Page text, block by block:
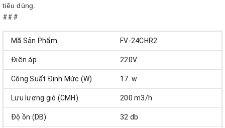
tiêu dùng.
###
Mã Sản Phẩm FV-24CHR2
Điện áp 220V
Công Suất Định Mức (W) 17 w
Lưu lượng gió (CMH) 200 m3/h
Độ ồn (DB) 32 db